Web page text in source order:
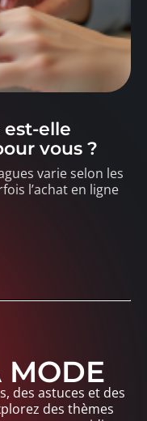
est-elle
vous ?
varie selon les
l’achat en ligne
MODE
des astuces et des
des thèmes